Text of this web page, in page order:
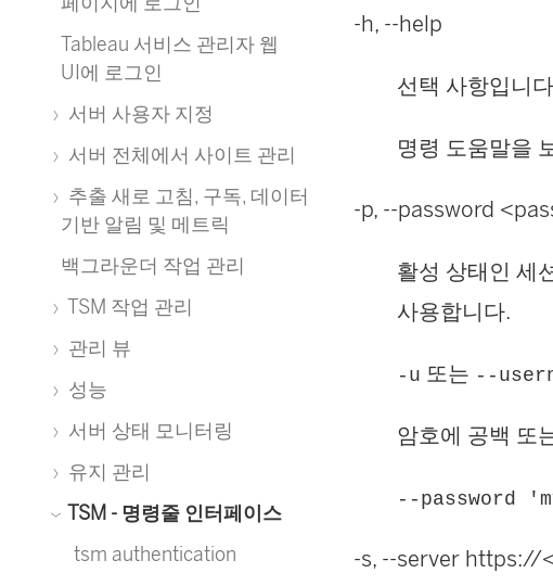
Tableau 서비스 관리자 웹
UI에 로그인
서버 사용자 지정
서버 전체에서 사이트 관리
추출 새로 고침, 구독, 데이터
기반 알림 및 메트릭
백그라운더 작업 관리
TSM 작업 관리
관리 뷰
성능
서버 상태 모니터링
유지 관리
TSM - 명령줄 인터페이스
tsm authentication
-h, --help
선택 사항입니
명령 도움말을
-p, --password
활성 상태인 세
사용합니다.
-u 또는 --
암호에 공백 또
--password
-s, --server https://